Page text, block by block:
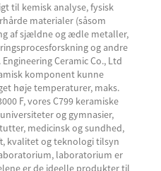
til kemisk analyse, fysisk
materialer (såsom
af sjældne og ædle metaller,
og andre
Ceramic Co., Ltd
komponent kunne
høje temperaturer, maks.
F, vores C799 keramiske
og gymnasier,
medicinsk og sundhed,
kvalitet og teknologi tilsyn
laboratorium er